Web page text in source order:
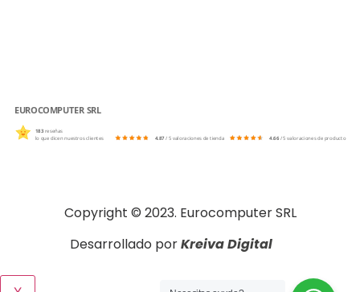
EUROCOMPUTER SRL
183 reseñas
lo que dicen nuestros clientes
4.87 / 5 valoraciones de tienda 4.66/ 5 valoraciones de producto
Copyright © 2023. Eurocomputer SRL
Desarrollado porKreiva Digital